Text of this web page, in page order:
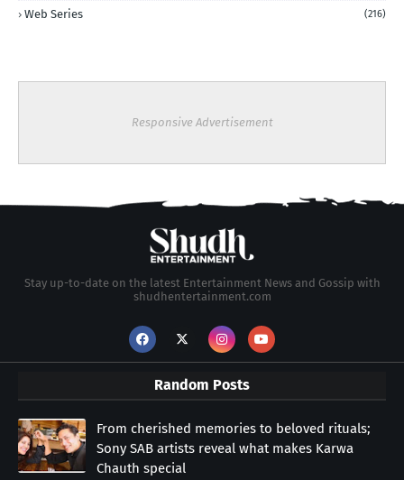
Web Series (216)
Responsive Advertisement
Stay up-to-date on the latest Entertainment News and Gossip with
shudhentertainment.com
Random Posts
From cherished memories to beloved rituals;
Sony SAB artists reveal what makes Karwa
Chauth special